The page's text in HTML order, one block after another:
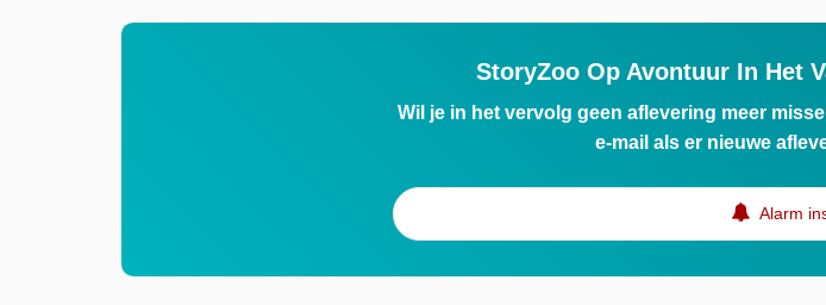
StoryZoo Op Avontuur In Het
Wil je in het vervolg geen aflevering meer
e-mail als er nieuwe
Alarm